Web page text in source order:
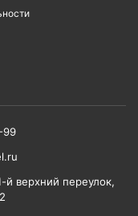
99
й верхний переулок,